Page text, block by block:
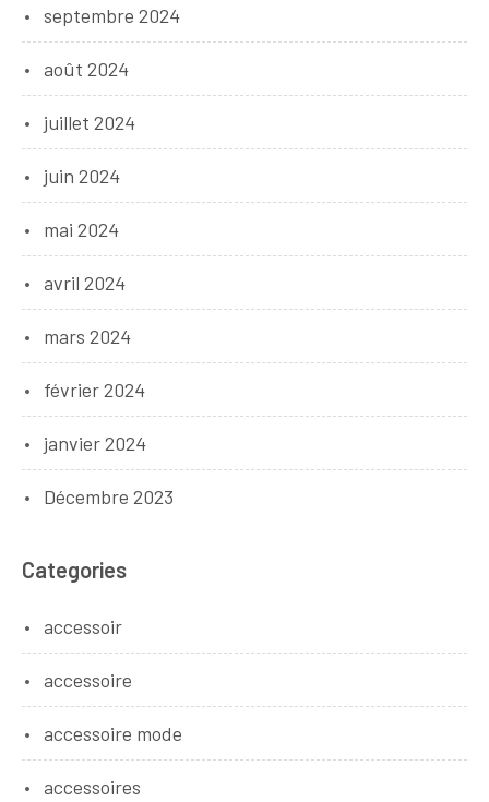
septembre 2024
août 2024
juillet 2024
juin 2024
mai 2024
avril 2024
mars 2024
février 2024
janvier 2024
Décembre 2023
Categories
accessoir
accessoire
accessoire mode
accessoires